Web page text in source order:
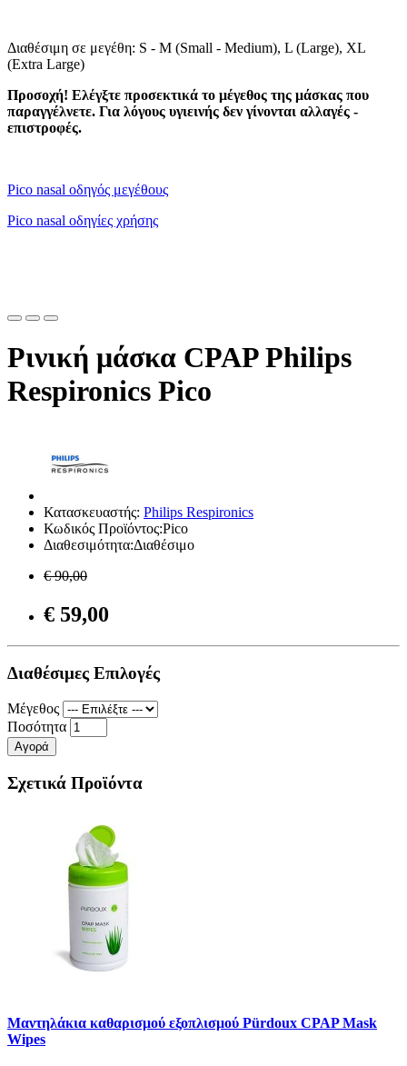
Διαθέσιμη σε μεγέθη: S - M (Small - Medium), L (Large), XL
(Extra Large)
Προσοχή! Ελέγξτε προσεκτικά το μέγεθος της μάσκας που
παραγγέλνετε. Για λόγους υγιεινής δεν γίνονται αλλαγές -
επιστροφές.
Pico nasal οδηγός μεγέθους
Pico nasal οδηγίες χρήσης
Ρινική μάσκα CPAP Philips
Respironics Pico
Κατασκευαστής: Philips Respironics
Κωδικός Προϊόντος:Pico
Διαθεσιμότητα:Διαθέσιμο
€ 90,00
€ 59,00
Διαθέσιμες Επιλογές
Μέγεθος
Ποσότητα
Αγορά
Σχετικά Προϊόντα
Μαντηλάκια καθαρισμού εξοπλισμού Pürdoux CPAP Mask
Wipes